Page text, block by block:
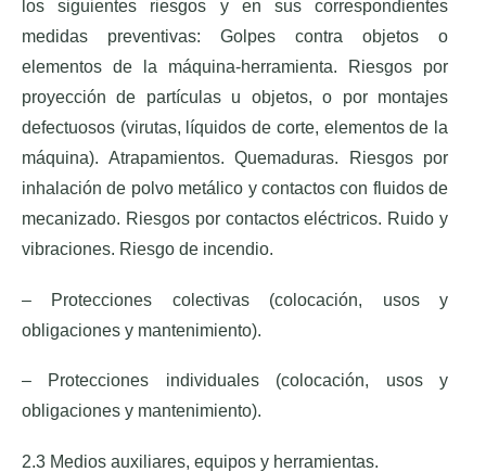
los siguientes riesgos y en sus correspondientes
medidas preventivas: Golpes contra objetos o
elementos de la máquina-herramienta. Riesgos por
proyección de partículas u objetos, o por montajes
defectuosos (virutas, líquidos de corte, elementos de la
máquina). Atrapamientos. Quemaduras. Riesgos por
inhalación de polvo metálico y contactos con fluidos de
mecanizado. Riesgos por contactos eléctricos. Ruido y
vibraciones. Riesgo de incendio.
– Protecciones colectivas (colocación, usos y
obligaciones y mantenimiento).
– Protecciones individuales (colocación, usos y
obligaciones y mantenimiento).
2.3 Medios auxiliares, equipos y herramientas.